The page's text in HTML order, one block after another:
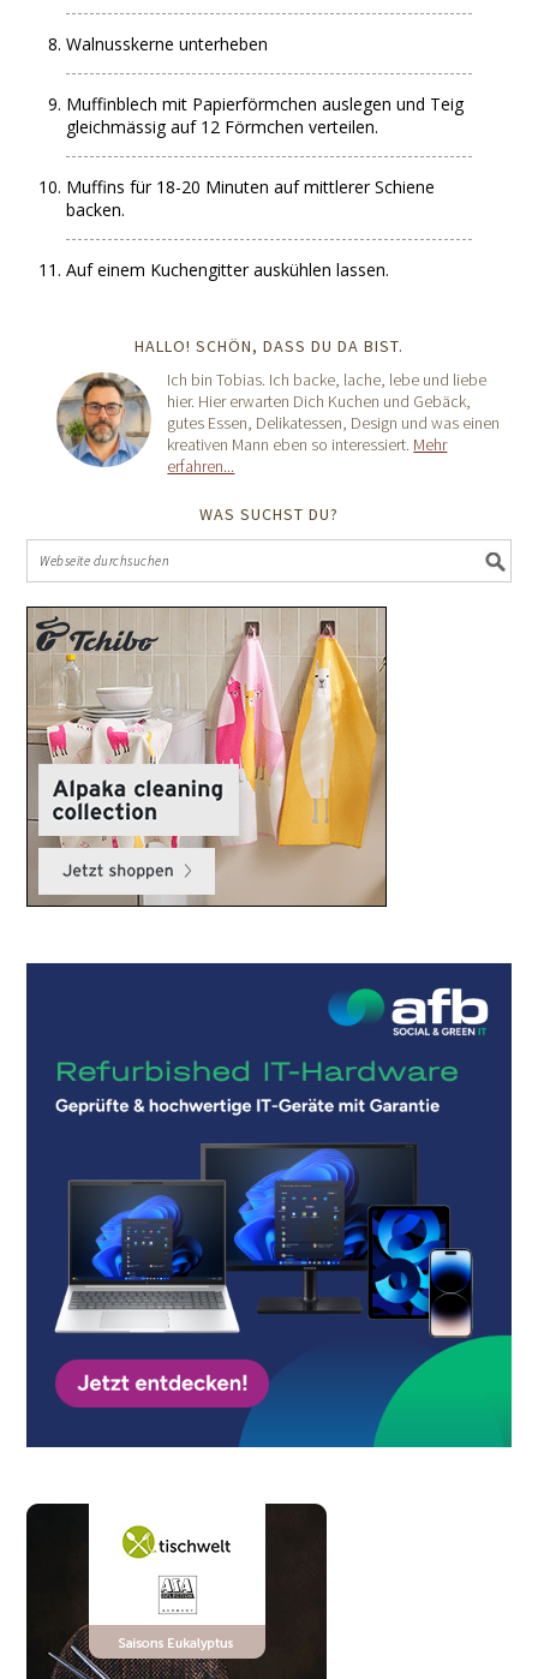
Walnusskerne unterheben
Muffinblech mit Papierförmchen auslegen und Teig
gleichmässig auf 12 Förmchen verteilen.
Muffins für 18-20 Minuten auf mittlerer Schiene
backen.
Auf einem Kuchengitter auskühlen lassen.
HALLO! SCHÖN, DASS DU DA BIST.
Ich bin Tobias. Ich backe, lache, lebe und liebe
hier. Hier erwarten Dich Kuchen und Gebäck,
gutes Essen, Delikatessen, Design und was einen
kreativen Mann eben so interessiert. Mehr
erfahren...
WAS SUCHST DU?